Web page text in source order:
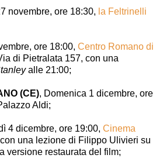
novembre, ore 18:30, la Feltrinelli
ore 18:00, Centro Romano di
di Pietralata 157, con una
alle 21:00;
(CE), Domenica 1 dicembre, ore
Aldi;
4 dicembre, ore 19:00, Cinema
una lezione di Filippo Ulivieri su
versione restaurata del film;